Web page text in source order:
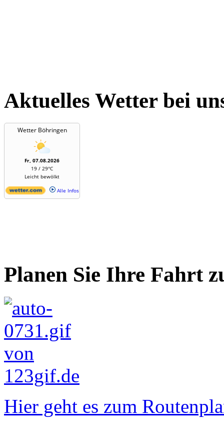
Aktuelles Wetter bei
Wetter Böhringen
Fr, 07.08.2026
19 / 29°C
Leicht bewölkt
Alle Infos
Planen Sie Ihre Fahrt
Hier geht es zum